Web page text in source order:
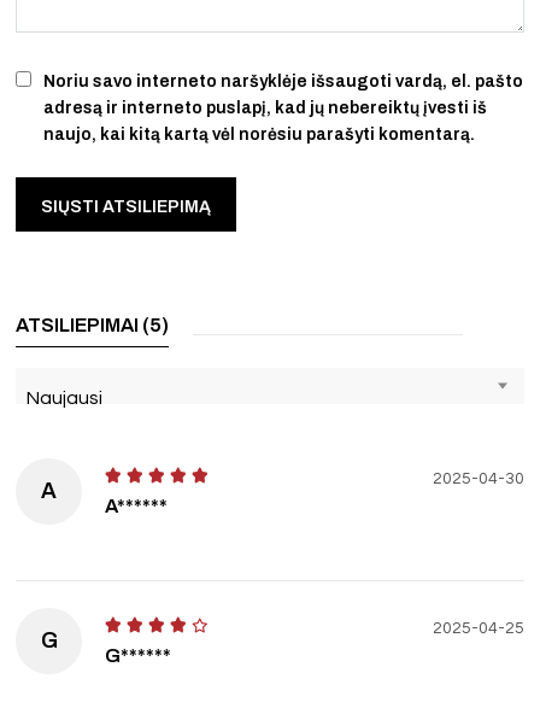
Noriu savo interneto naršyklėje išsaugoti vardą, el. pašto
adresą ir interneto puslapį, kad jų nebereiktų įvesti iš
naujo, kai kitą kartą vėl norėsiu parašyti komentarą.
ATSILIEPIMAI (5)
Naujausi
A
A******
2025-04-30
G
G******
2025-04-25